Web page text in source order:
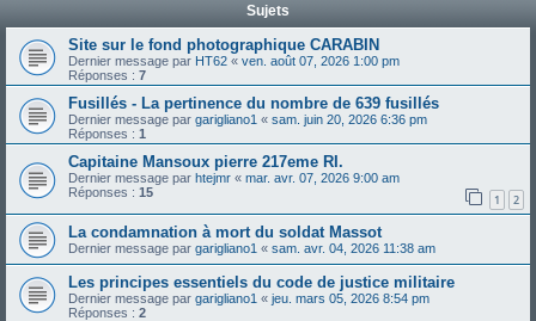
Sujets
Site sur le fond photographique CARABIN
Dernier message par HT62 « ven. août 07, 2026 1:00 pm
Réponses : 7
Fusillés - La pertinence du nombre de 639 fusillés
Dernier message par garigliano1 « sam. juin 20, 2026 6:36 pm
Réponses : 1
Capitaine Mansoux pierre 217eme RI.
Dernier message par htejmr « mar. avr. 07, 2026 9:00 am
Réponses : 15 1 2
La condamnation à mort du soldat Massot
Dernier message par garigliano1 « sam. avr. 04, 2026 11:38 am
Les principes essentiels du code de justice militaire
Dernier message par garigliano1 « jeu. mars 05, 2026 8:54 pm
Réponses : 2